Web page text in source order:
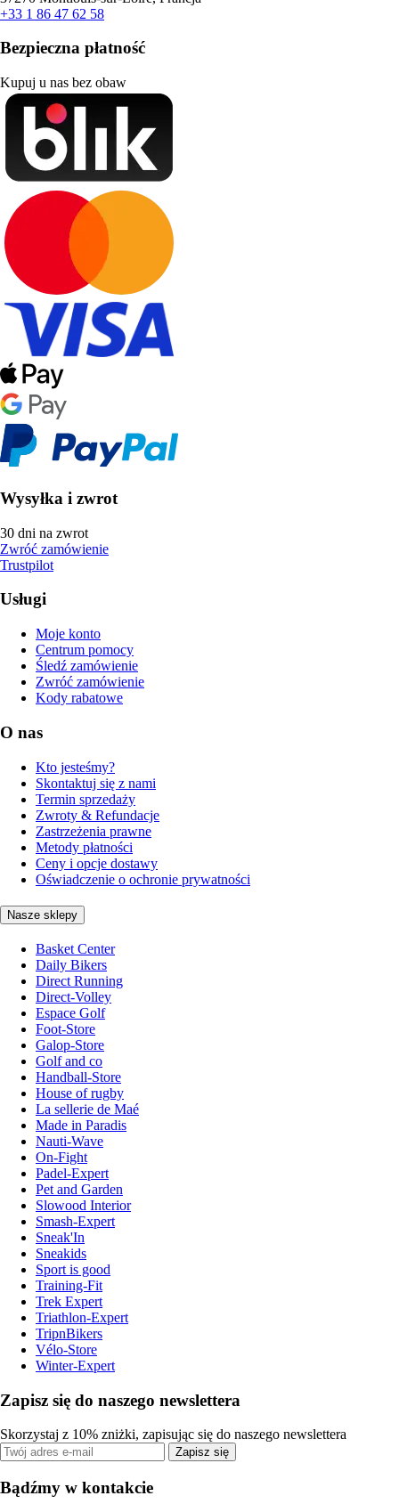
+33 1 86 47 62 58
Bezpieczna płatność
Kupuj u nas bez obaw
Wysyłka i zwrot
30 dni na zwrot
Zwróć zamówienie
Trustpilot
Usługi
Moje konto
Centrum pomocy
Śledź zamówienie
Zwróć zamówienie
Kody rabatowe
O nas
Kto jesteśmy?
Skontaktuj się z nami
Termin sprzedaży
Zwroty & Refundacje
Zastrzeżenia prawne
Metody płatności
Ceny i opcje dostawy
Oświadczenie o ochronie prywatności
Nasze sklepy
Basket Center
Daily Bikers
Direct Running
Direct-Volley
Espace Golf
Foot-Store
Galop-Store
Golf and co
Handball-Store
House of rugby
La sellerie de Maé
Made in Paradis
Nauti-Wave
On-Fight
Padel-Expert
Pet and Garden
Slowood Interior
Smash-Expert
Sneak'In
Sneakids
Sport is good
Training-Fit
Trek Expert
Triathlon-Expert
TripnBikers
Vélo-Store
Winter-Expert
Zapisz się do naszego newslettera
Skorzystaj z 10% zniżki, zapisując się do naszego newslettera
Zapisz się
Bądźmy w kontakcie